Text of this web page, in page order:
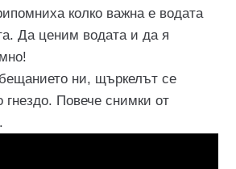
колко важна е водата
Да ценим водата и да я
ни, щъркелът се
гнездо. Повече снимки от
.